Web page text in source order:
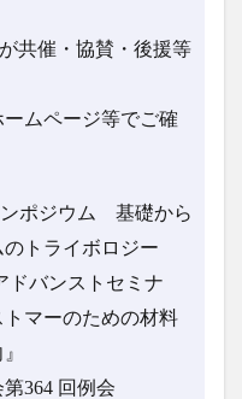
共催・協賛・後援等
ムページ等でご確
ンポジウム 基礎から
トライボロジー
ドバンストセミナ
マーのための材料
364 回例会